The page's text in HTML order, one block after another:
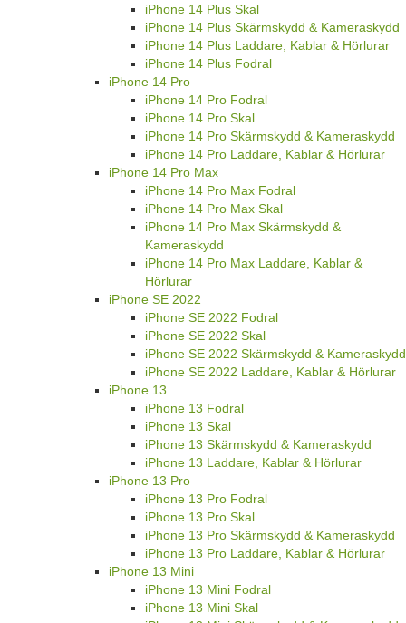
iPhone 14 Plus Skal
iPhone 14 Plus Skärmskydd & Kameraskydd
iPhone 14 Plus Laddare, Kablar & Hörlurar
iPhone 14 Plus Fodral
iPhone 14 Pro
iPhone 14 Pro Fodral
iPhone 14 Pro Skal
iPhone 14 Pro Skärmskydd & Kameraskydd
iPhone 14 Pro Laddare, Kablar & Hörlurar
iPhone 14 Pro Max
iPhone 14 Pro Max Fodral
iPhone 14 Pro Max Skal
iPhone 14 Pro Max Skärmskydd &
Kameraskydd
iPhone 14 Pro Max Laddare, Kablar &
Hörlurar
iPhone SE 2022
iPhone SE 2022 Fodral
iPhone SE 2022 Skal
iPhone SE 2022 Skärmskydd & Kameraskydd
iPhone SE 2022 Laddare, Kablar & Hörlurar
iPhone 13
iPhone 13 Fodral
iPhone 13 Skal
iPhone 13 Skärmskydd & Kameraskydd
iPhone 13 Laddare, Kablar & Hörlurar
iPhone 13 Pro
iPhone 13 Pro Fodral
iPhone 13 Pro Skal
iPhone 13 Pro Skärmskydd & Kameraskydd
iPhone 13 Pro Laddare, Kablar & Hörlurar
iPhone 13 Mini
iPhone 13 Mini Fodral
iPhone 13 Mini Skal